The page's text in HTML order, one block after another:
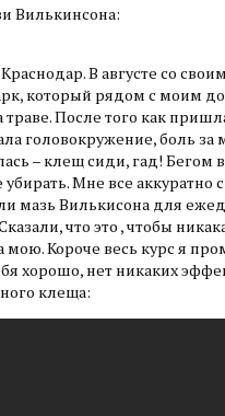
Вилькинсона:
В августе со
который рядом с моим
траве. После того как
головокружение, боль за
– клещ сиди, гад! Бегом
убирать. Мне все аккуратно
мазь Вилькисона для
что это , чтобы
мою. Короче весь курс я
хорошо, нет никаких
клеща: